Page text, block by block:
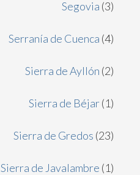
Segovia (3)
Serranía de Cuenca (4)
Sierra de Ayllón (2)
Sierra de Béjar(1)
Sierra de Gredos (23)
Sierra de Javalambre (1)